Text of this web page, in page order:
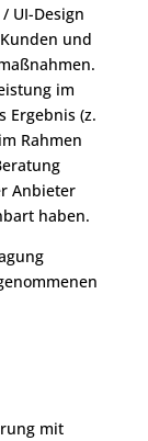
UI-Design
und
im
Ergebnis (z.
Rahmen
Anbieter
haben.
mit